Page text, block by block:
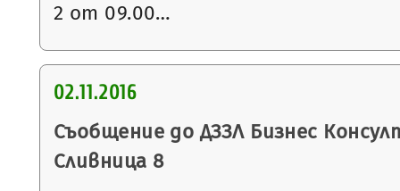
2 от 09.00…
02.11.2016
Съобщение до ДЗЗЛ Бизнес
Сливница 8